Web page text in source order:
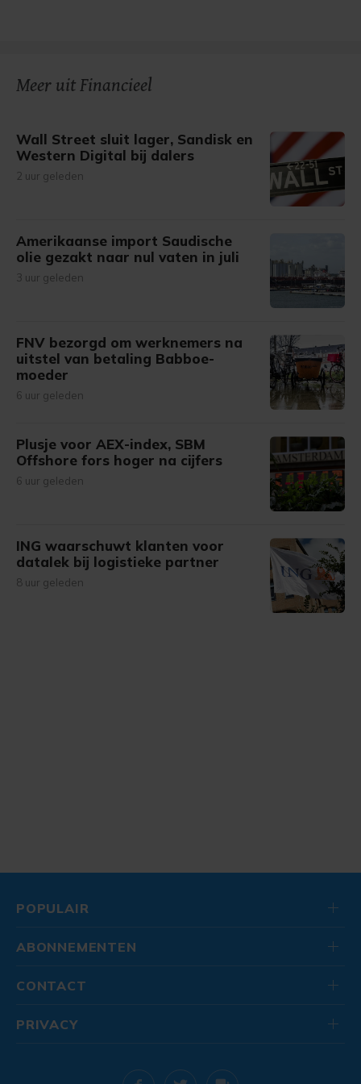
Meer uit Financieel
Wall Street sluit lager, Sandisk en
Western Digital bij dalers
2 uur geleden
Amerikaanse import Saudische
olie gezakt naar nul vaten in juli
3 uur geleden
FNV bezorgd om werknemers na
uitstel van betaling Babboe-
moeder
6 uur geleden
Plusje voor AEX-index, SBM
Offshore fors hoger na cijfers
6 uur geleden
ING waarschuwt klanten voor
datalek bij logistieke partner
8 uur geleden
POPULAIR
ABONNEMENTEN
CONTACT
PRIVACY